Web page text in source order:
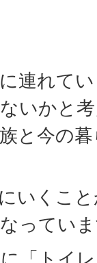
連れて
いかと
と今の
いくこ
ってい
「トイ